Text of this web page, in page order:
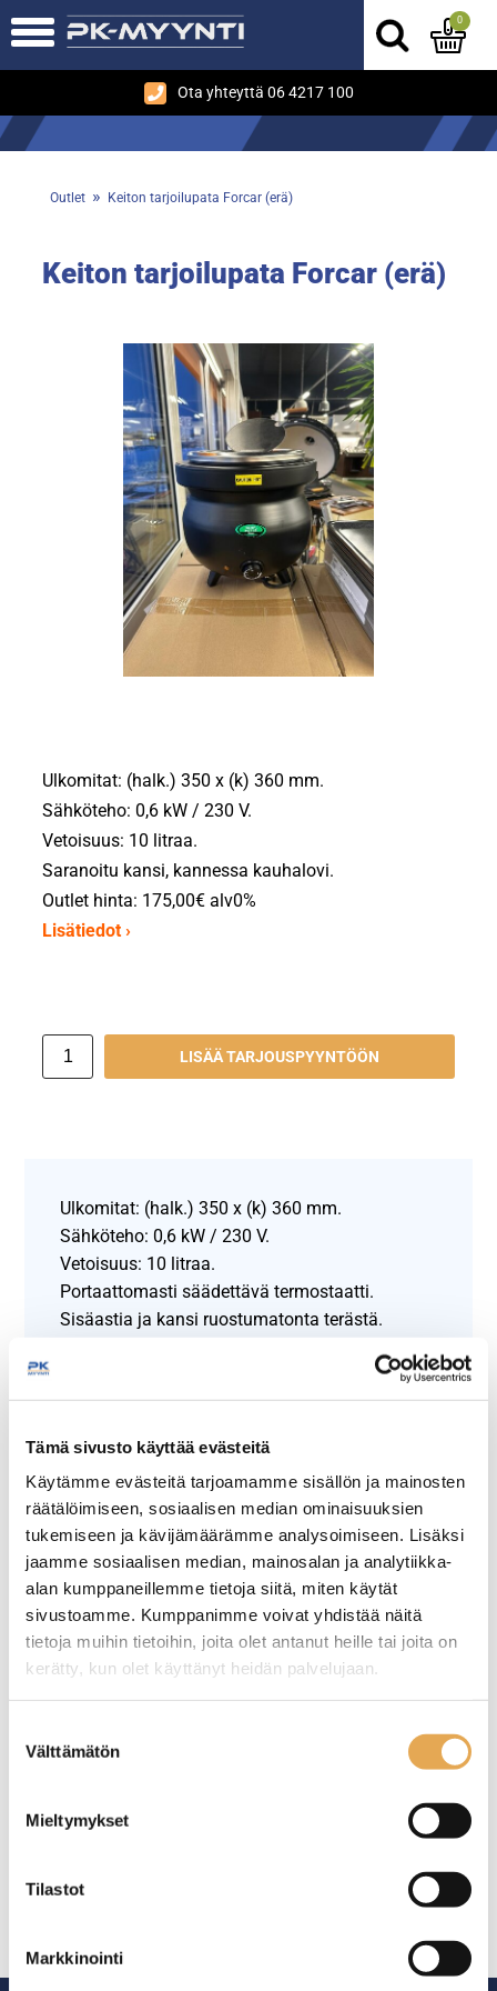
Tämä sivusto käyttää evästeitä
Käytämme evästeitä tarjoamamme sisällön ja mainosten
räätälöimiseen, sosiaalisen median ominaisuuksien
tukemiseen ja kävijämäärämme analysoimiseen. Lisäksi
jaamme sosiaalisen median, mainosalan ja analytiikka-
alan kumppaneillemme tietoja siitä, miten käytät
sivustoamme. Kumppanimme voivat yhdistää näitä
tietoja muihin tietoihin, joita olet antanut heille tai joita on
kerätty, kun olet käyttänyt heidän palvelujaan.
valinta
Välttämätön
Mieltymykset
Tilastot
Markkinointi
Ota yhteyttä 06 4217 100
0
Outlet » Keiton tarjoilupata Forcar (erä)
Keiton tarjoilupata Forcar (erä)
Ulkomitat: (halk.) 350 x (k) 360 mm.
Sähköteho: 0,6 kW / 230 V.
Vetoisuus: 10 litraa.
Saranoitu kansi, kannessa kauhalovi.
Outlet hinta: 175,00€ alv0%
Lisätiedot ›
LISÄÄ TARJOUSPYYNTÖÖN
Ulkomitat: (halk.) 350 x (k) 360 mm.
Sähköteho: 0,6 kW / 230 V.
Vetoisuus: 10 litraa.
Portaattomasti säädettävä termostaatti.
Sisäastia ja kansi ruostumatonta terästä.
Outlet tuoteryhmästä
Tämäkin laite sopivasti